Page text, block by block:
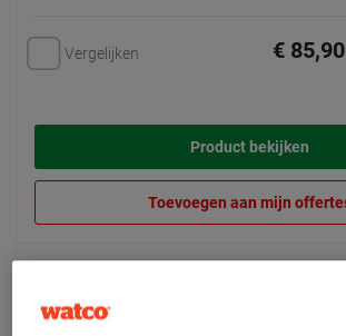
Vergelijken € 85,90
Product bekijken
Toevoegen aan mijn